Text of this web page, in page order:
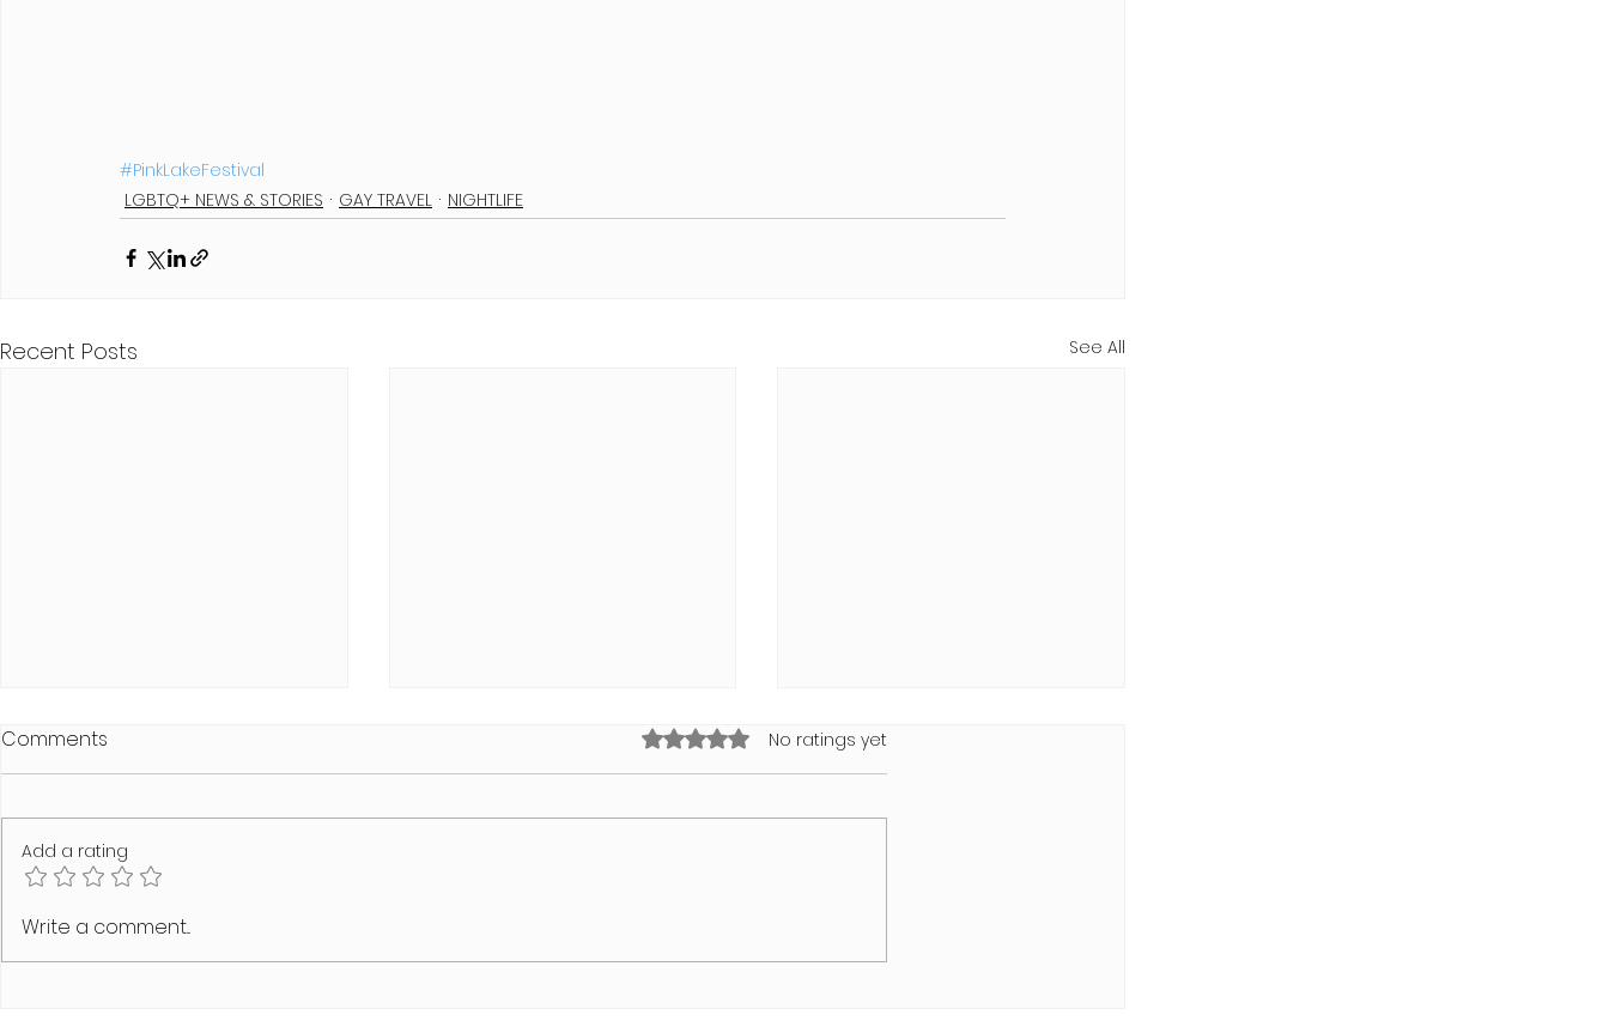
#PinkLakeFestival
LGBTQ+ NEWS & STORIES
GAY TRAVEL NIGHTLIFE
Recent Posts See All
SCHAMLOS Summer Heat
Edition
Line
von MODUS VIVENDI
Comments Rated 0 out of 5 stars.No ratings yet
Add a rating
Write a comment...